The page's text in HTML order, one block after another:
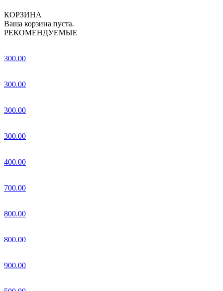
КОРЗИНА
Ваша корзина пуста.
РЕКОМЕНДУЕМЫЕ
300.00
300.00
300.00
300.00
400.00
700.00
800.00
800.00
900.00